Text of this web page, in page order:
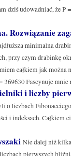
dziś udowadniać, że P
Rozwiązanie
minimalna
przy czym drabinkę
całkiem jak można
369630 Fascynuje mnie
i liczby
o liczbach
i indeksach. Całkiem
Nie dalej niż
pierwszych